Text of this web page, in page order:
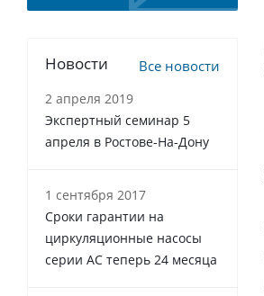
Новости Все новости
2 апреля 2019
Экспертный семинар 5
апреля в Ростове-На-Дону
1 сентября 2017
Сроки гарантии на
циркуляционные насосы
серии АС теперь 24 месяца